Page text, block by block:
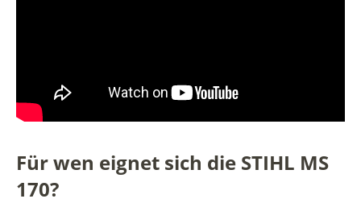
Für wen eignet sich die STIHL MS
170?